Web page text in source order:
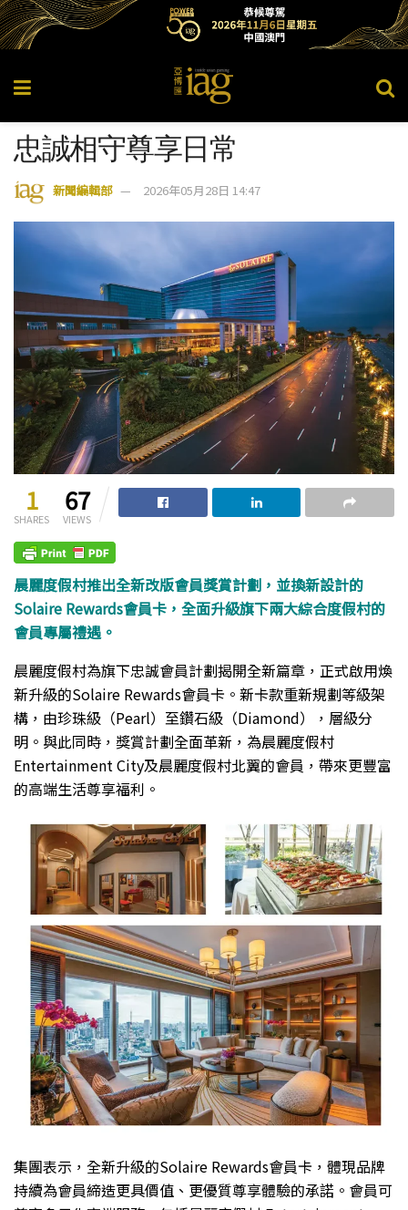
忠誠相守尊享日常
新聞編輯部 2026年05月28日 14:47
1
SHARES
67
VIEWS
晨麗度假村推出全新改版會員獎賞計劃，並換新設計的
Solaire Rewards會員卡，全面升級旗下兩大綜合度假村的
會員專屬禮遇。
晨麗度假村為旗下忠誠會員計劃揭開全新篇章，正式啟用煥
新升級的Solaire Rewards會員卡。新卡款重新規劃等級架
構，由珍珠級（Pearl）至鑽石級（Diamond），層級分
明。與此同時，獎賞計劃全面革新，為晨麗度假村
Entertainment City及晨麗度假村北翼的會員，帶來更豐富
的高端生活尊享福利。
集團表示，全新升級的Solaire Rewards會員卡，體現品牌
持續為會員締造更具價值、更優質尊享體驗的承諾。會員可